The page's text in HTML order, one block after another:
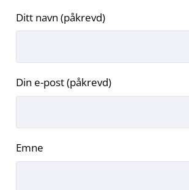
Ditt navn (påkrevd)
Din e-post (påkrevd)
Emne